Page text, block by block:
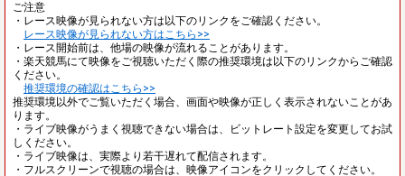
ご注意
・レース映像が見られない方は以下のリンクをご確認ください。
レース映像が見られない方はこちら>>
・レース開始前は、他場の映像が流れることがあります。
・楽天競馬にて映像をご視聴いただく際の推奨環境は以下のリンクからご確認
ください。
推奨環境の確認はこちら>>
推奨環境以外でご覧いただく場合、画面や映像が正しく表示されないことがあ
ります。
・ライブ映像がうまく視聴できない場合は、ビットレート設定を変更してお試
しください。
・ライブ映像は、実際より若干遅れて配信されます。
・フルスクリーンで視聴の場合は、映像アイコンをクリックしてください。